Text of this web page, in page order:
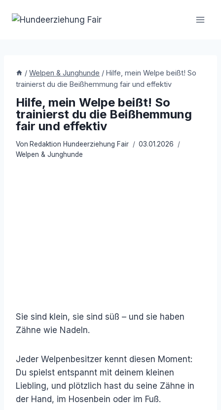
Inhalt
/ Welpen & Junghunde / Hilfe, mein Welpe beißt! So
trainierst du die Beißhemmung fair und effektiv
Hilfe, mein Welpe beißt! So
trainierst du die Beißhemmung
fair und effektiv
Von Redaktion Hundeerziehung Fair
03.01.2026
Welpen & Junghunde
Sie sind klein, sie sind süß – und sie haben
Zähne wie Nadeln.
Jeder Welpenbesitzer kennt diesen Moment:
Du spielst entspannt mit deinem kleinen
Liebling, und plötzlich hast du seine Zähne in
der Hand, im Hosenbein oder im Fuß.